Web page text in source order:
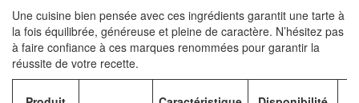
Une cuisine bien pensée avec ces ingrédients garantit une tarte à
la fois équilibrée, généreuse et pleine de caractère. N’hésitez pas
à faire confiance à ces marques renommées pour garantir la
réussite de votre recette.